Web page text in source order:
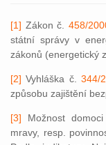
[1] Zákon č.458/
státní správy v
zákonů (energetický
[2] Vyhláška č. 344/
způsobu zajištění
[3] Možnost
mravy, resp.